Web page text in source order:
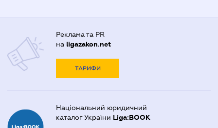
Реклама та PR
на ligazakon.net
ТАРИФИ
Національний юридичний
каталог України Liga:BOOK